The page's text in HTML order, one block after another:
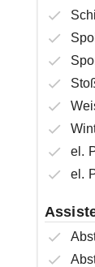
el.
el.